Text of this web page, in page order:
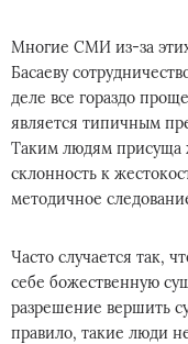
Многие СМИ из-за
Басаеву
деле все гораздо
является типичным
Таким людям присуща
склонность к
методичное
Часто случается так,
себе божественную
разрешение вершить
правило, такие люди